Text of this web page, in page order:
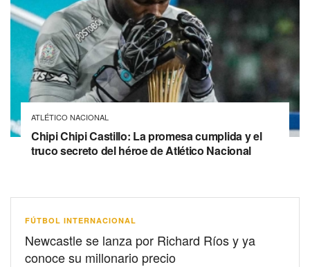
ATLÉTICO NACIONAL
Chipi Chipi Castillo: La promesa cumplida y el
truco secreto del héroe de Atlético Nacional
FÚTBOL INTERNACIONAL
Newcastle se lanza por Richard Ríos y ya
conoce su millonario precio